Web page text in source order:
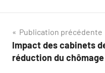
Navigation
de
Publication précédente
Impact des cabinets
réduction du chômage